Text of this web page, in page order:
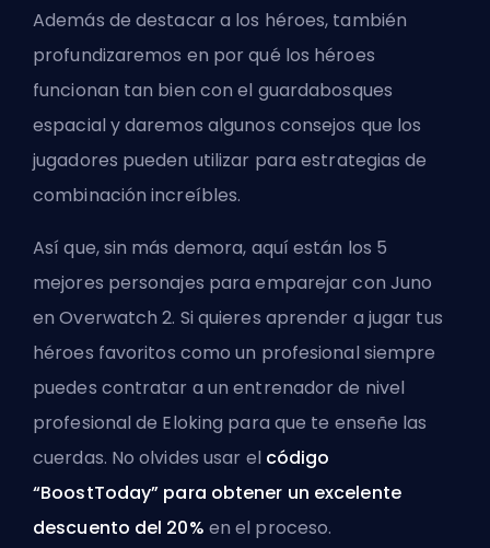
Además de destacar a los héroes, también
profundizaremos en por qué los héroes
funcionan tan bien con el guardabosques
espacial y daremos algunos consejos que los
jugadores pueden utilizar para estrategias de
combinación increíbles.
Así que, sin más demora, aquí están los 5
mejores personajes para emparejar con Juno
en Overwatch 2. Si quieres aprender a jugar tus
héroes favoritos como un profesional siempre
puedes contratar a unentrenador de nivel
profesional de Eloking para que te enseñe las
cuerdas. No olvides usar el código
“BoostToday” para obtener un excelente
descuento del 20% en el proceso.